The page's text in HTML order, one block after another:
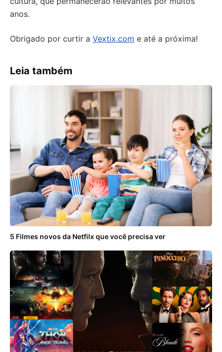
anos.
Obrigado por curtir a Vextix.com e até a próxima!
Leia também
5 Filmes novos da Netfilx que você precisa ver